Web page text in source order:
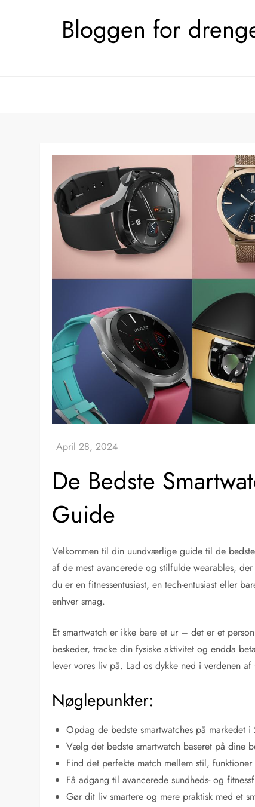
Bloggen for
De Bedste
Guide
Velkommen til din uundværlige guide til de
af de mest avancerede og stilfulde wearables,
du er en fitnessentusiast, en tech-entusiast eller
enhver smag.
Et smartwatch er ikke bare et ur – det er et
beskeder, tracke din fysiske aktivitet og endda
lever vores liv på. Lad os dykke ned i verdenen
Nøglepunkter:
Opdag de bedste smartwatches på markedet
Vælg det bedste smartwatch baseret på dine
Find det perfekte match mellem stil,
Få adgang til avancerede sundheds- og
Gør dit liv smartere og mere praktisk med et